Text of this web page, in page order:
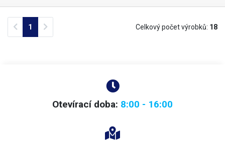
Previous
1 Celkový počet výrobků: 18
Otevírací doba: 8:00 - 16:00